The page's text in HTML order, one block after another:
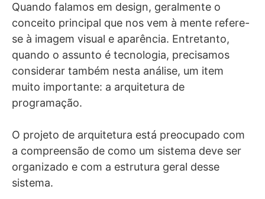
Quando falamos em design, geralmente o
conceito principal que nos vem à mente refere-
se à imagem visual e aparência. Entretanto,
quando o assunto é tecnologia, precisamos
considerar também nesta análise, um item
muito importante: a arquitetura de
programação.
O projeto de arquitetura está preocupado com
a compreensão de como um sistema deve ser
organizado e com a estrutura geral desse
sistema.